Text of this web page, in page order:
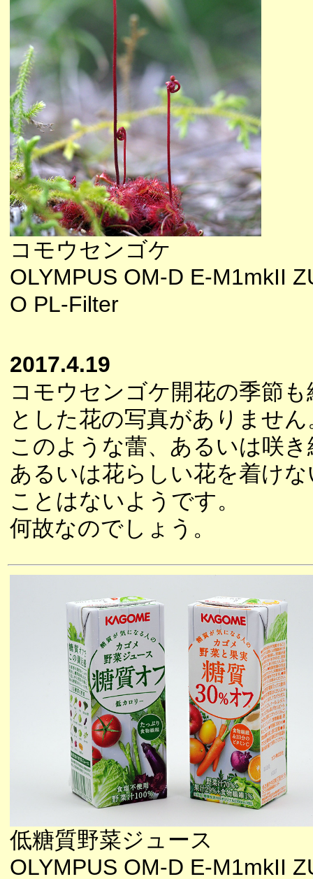
コモウセンゴケ
OLYMPUS OM-D E-M1mkII
O PL-Filter
2017.4.19
コモウセンゴケ開花の季節
とした花の写真がありません
このような蕾、あるいは咲
あるいは花らしい花を着け
ことはないようです。
何故なのでしょう。
低糖質野菜ジュース
OLYMPUS OM-D E-M1mkII